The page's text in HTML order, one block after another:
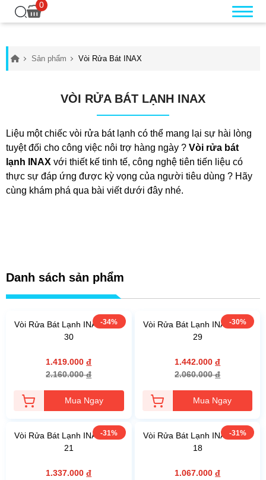
0
Sản phẩm Vòi Rửa Bát INAX
VÒI RỬA BÁT LẠNH INAX
Liệu một chiếc vòi rửa bát lạnh có thể mang lại sự hài lòng
tuyệt đối cho công việc nôi trợ hàng ngày ? Vòi rửa bát
lạnh INAX với thiết kế tinh tế, công nghệ tiên tiến liệu có
thực sự đáp ứng được kỳ vọng của người tiêu dùng ? Hãy
cùng khám phá qua bài viết dưới đây nhé.
Danh sách sản phẩm
-34%
Vòi Rửa Bát Lạnh INAX SFV-
30
1.419.000đ
2.160.000đ
Mua Ngay
-30%
Vòi Rửa Bát Lạnh INAX SFV-
29
1.442.000 đ
2.060.000đ
Mua Ngay
-31%
Vòi Rửa Bát Lạnh INAX SFV-
21
1.337.000đ
-31%
Vòi Rửa Bát Lạnh INAX SFV-
18
1.067.000 đ